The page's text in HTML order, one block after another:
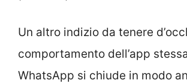
Un altro indizio da tenere
comportamento dell’app
WhatsApp si chiude in modo